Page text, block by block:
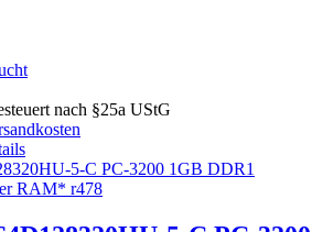
nach §25a UStG